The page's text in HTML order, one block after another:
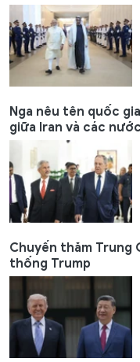
Nga nêu tên quốc
giữa Iran và các
Chuyến thăm Trung
thống Trump